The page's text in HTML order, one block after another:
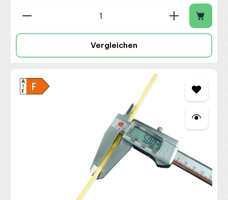
Produkt Anzahl: Gib den gewünschten Wert
Vergleichen